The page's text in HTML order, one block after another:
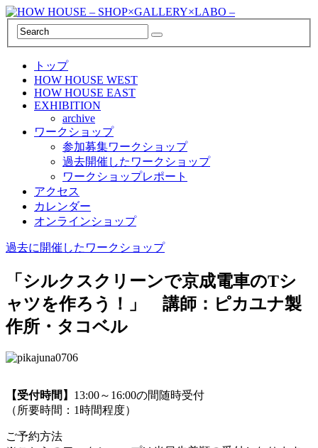
トップ
HOW HOUSE WEST
HOW HOUSE EAST
EXHIBITION
archive
ワークショップ
参加募集ワークショップ
過去開催したワークショップ
ワークショップレポート
アクセス
カレンダー
オンラインショップ
過去に開催したワークショップ
「シルクスクリーンで京成電車のTシ
ャツを作ろう！」 講師：ピカユナ製
作所・タコベル
【受付時間】 13:00～16:00の間随時受付
（所要時間：1時間程度）
ご予約方法